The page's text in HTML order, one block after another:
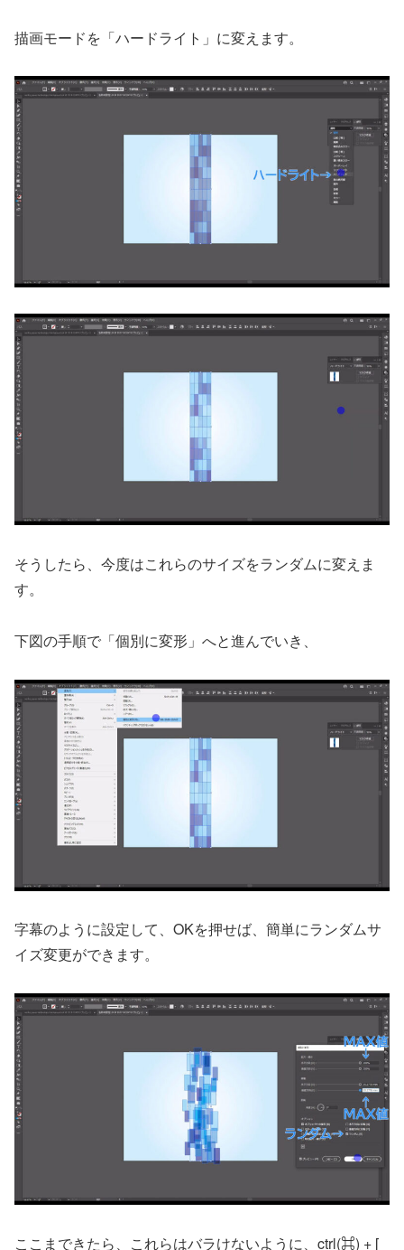
描画モードを「ハードライト」に変えます。
そうしたら、今度はこれらのサイズをランダムに変えま
す。
下図の手順で「個別に変形」へと進んでいき、
字幕のように設定して、OKを押せば、簡単にランダムサ
イズ変更ができます。
ここまできたら、これらはバラけないように、ctrl(⌘) + [